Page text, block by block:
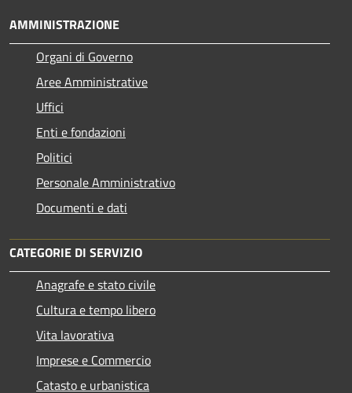
AMMINISTRAZIONE
Organi di Governo
Aree Amministrative
Uffici
Enti e fondazioni
Politici
Personale Amministrativo
Documenti e dati
CATEGORIE DI SERVIZIO
Anagrafe e stato civile
Cultura e tempo libero
Vita lavorativa
Imprese e Commercio
Catasto e urbanistica